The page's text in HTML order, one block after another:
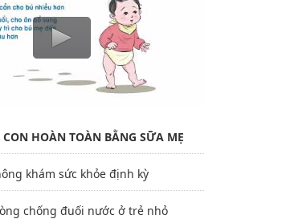
HOÀN TOÀN BẰNG SỮA MẸ
khám sức khỏe định kỳ
chống đuối nước ở trẻ nhỏ